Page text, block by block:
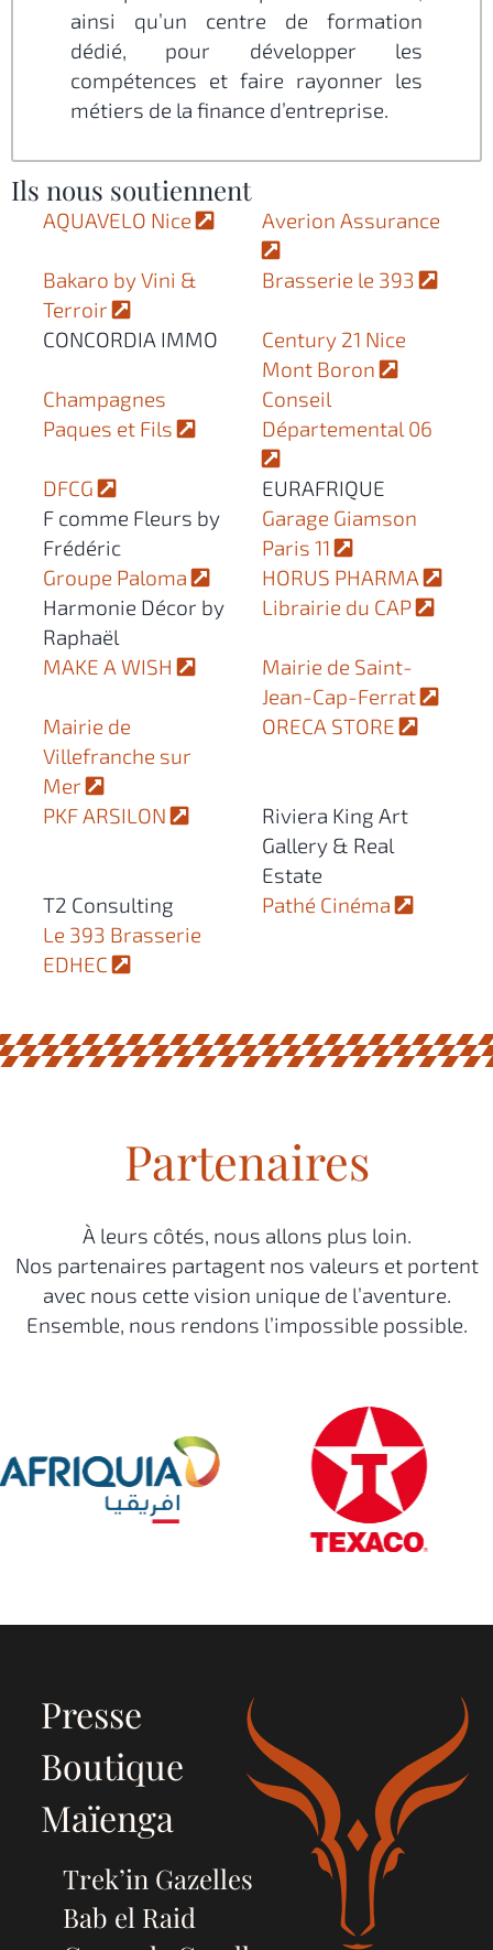
ainsi qu’un centre de formation
dédié, pour développer les
compétences et faire rayonner les
métiers de la finance d’entreprise.
Ils nous soutiennent
AQUAVELO Nice Averion Assurance
Bakaro by Vini &
Terroir
Brasserie le 393
CONCORDIA IMMO
Century 21 Nice
Mont Boron
Champagnes
Paques et Fils
Conseil
Départemental 06
DFCG
EURAFRIQUE
F comme Fleurs by
Frédéric
Garage Giamson
Paris 11
Groupe Paloma
HORUS PHARMA
Harmonie Décor by
Raphaël
Librairie du CAP
MAKE A WISH
Mairie de Saint-
Jean-Cap-Ferrat
Mairie de
Villefranche sur
Mer
ORECA STORE
PKF ARSILON
Riviera King Art
Gallery & Real
Estate
T2 Consulting
Pathé Cinéma
Le 393 Brasserie
EDHEC
Partenaires
À leurs côtés, nous allons plus loin.
Nos partenaires partagent nos valeurs et portent
avec nous cette vision unique de l’aventure.
Ensemble, nous rendons l’impossible possible.
Presse
Boutique
Maïenga
Trek’in Gazelles
Bab el Raid